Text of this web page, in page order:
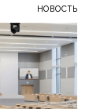
НОВОСТЬ